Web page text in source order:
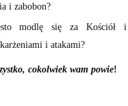
i zabobon?
modlę się za Kościół
i atakami?
cokolwiek wam powie!